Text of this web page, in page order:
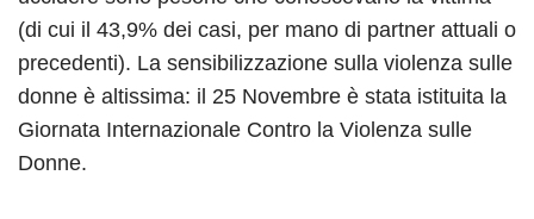
(di cui il 43,9% dei casi, per mano di partner attuali o
precedenti). La sensibilizzazione sulla violenza sulle
donne è altissima: il 25 Novembre è stata istituita la
Giornata Internazionale Contro la Violenza sulle
Donne.